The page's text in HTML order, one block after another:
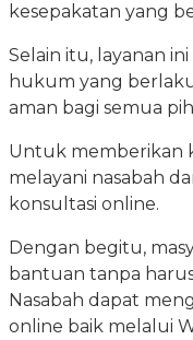
kesepakatan yang
Selain itu, layanan
hukum yang
aman bagi semua
Untuk memberikan
melayani nasabah
konsultasi online.
Dengan begitu,
bantuan tanpa
Nasabah dapat
online baik melalui